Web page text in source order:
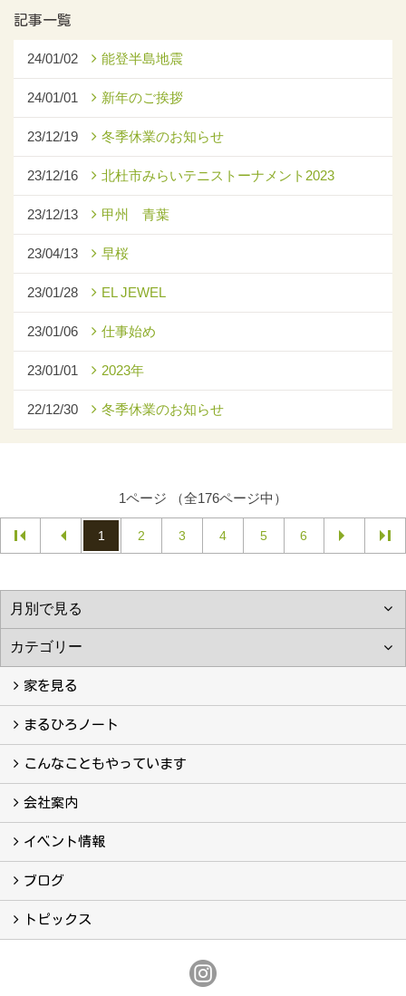
記事一覧
24/01/02 能登半島地震
24/01/01 新年のご挨拶
23/12/19 冬季休業のお知らせ
23/12/16 北杜市みらいテニストーナメント2023
23/12/13 甲州 青葉
23/04/13 早桜
23/01/28 EL JEWEL
23/01/06 仕事始め
23/01/01 2023年
22/12/30 冬季休業のお知らせ
1ページ （全176ページ中）
1 2 3 4 5 6
家を見る
フォトギャラリー
現場レポート
完工事例
お客様の声
まるひろノート
真っ直ぐの家づくり
自慢の大工たち
こだわりの自然素材
快適な家のエッセンス
注文住宅ができるまで
こんなこともやっています
こんなこともやっています
会社案内
会社案内
まるひろの人
スタッフ紹介
プライバシーポリシー
イベント情報
イベント予告
イベント報告
ブログ
ブログ
トピックス